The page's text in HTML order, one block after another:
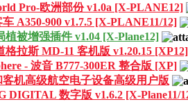
Pro-欧洲部份 v1.0a [X-PLANE12]
A350-900 v1.7.5 [X-PLANE11/12]
植被增强插件 v1.04 [X-Plane12]
拉斯 MD-11 客机版 v1.20.15 [XP12]
- 波音 B777-300ER 整合版 [XP]
机高级航空电子设备高级用户版
DIGITAL 数字版 v1.6.2 [X-Plane11/